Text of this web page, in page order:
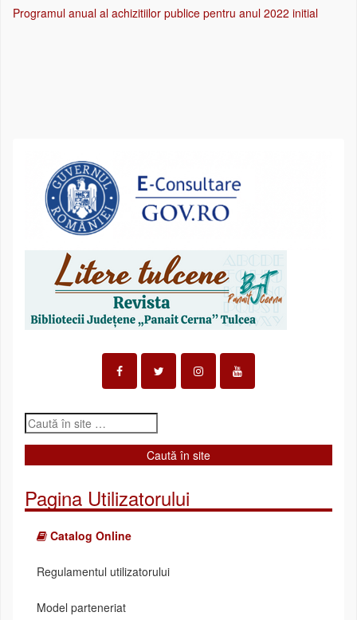
Programul anual al achizitiilor publice pentru anul 2022 initial
Pagina Utilizatorului
Catalog Online
Regulamentul utilizatorului
Model parteneriat